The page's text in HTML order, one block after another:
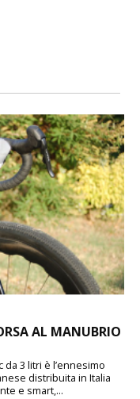
AL MANUBRIO
da 3 litri è l’ennesimo
distribuita in Italia
e smart,...